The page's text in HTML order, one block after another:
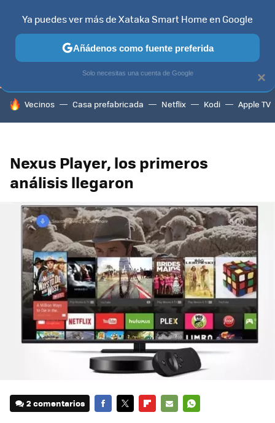
TELEVISORES CONTENIDOS SMART TV SELECCIÓN
HOY SE HABLA DE
Vecinos Casa prefabricada Netflix Kodi Apple TV
Nexus Player, los primeros
análisis llegaron
2 comentarios
×
Ya puedes ver más de Xataka Smart Home en Google
Añádenos como fuente preferida
Solo necesitas una cuenta de Google